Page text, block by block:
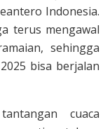
Indonesia.
terus mengawal
sehingga
bisa berjalan
cuaca